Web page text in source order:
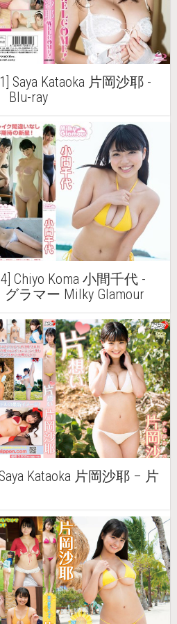
Saya Kataoka 片岡沙耶 -
Blu-ray
Chiyo Koma 小間千代 -
ラマー Milky Glamour
Kataoka 片岡沙耶 – 片